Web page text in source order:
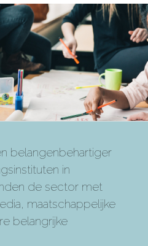
belangenbehartiger
in
de sector met
maatschappelijke
belangrijke